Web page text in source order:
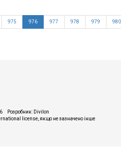
975 976 977 978 979 980
Розробник: Divilon
license, якщо не зазначено інше